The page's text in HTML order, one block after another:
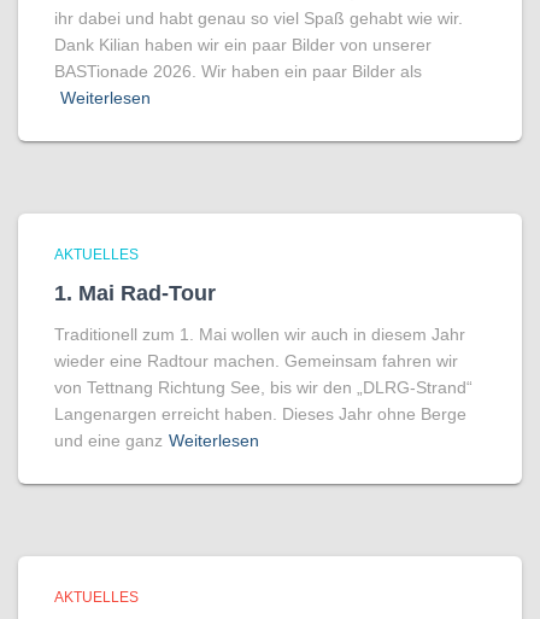
ihr dabei und habt genau so viel Spaß gehabt wie wir.
Dank Kilian haben wir ein paar Bilder von unserer
BASTionade 2026. Wir haben ein paar Bilder als
Weiterlesen
AKTUELLES
1. Mai Rad-Tour
Traditionell zum 1. Mai wollen wir auch in diesem Jahr
wieder eine Radtour machen. Gemeinsam fahren wir
von Tettnang Richtung See, bis wir den „DLRG-Strand“
Langenargen erreicht haben. Dieses Jahr ohne Berge
und eine ganz Weiterlesen
AKTUELLES